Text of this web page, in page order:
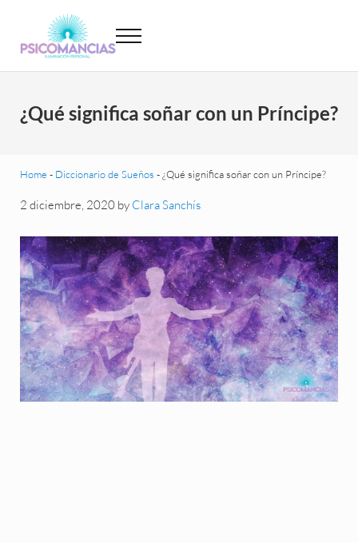
Psicomancias
Menu
¿Qué significa soñar con un Príncipe?
Home - Diccionario de Sueños -¿Qué significa soñar con un Príncipe?
2 diciembre, 2020 by Clara Sanchís